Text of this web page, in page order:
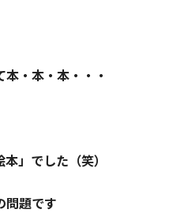
・本・本・・・
」でした（笑）
問題です